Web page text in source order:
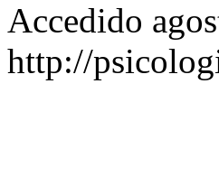
Accedido
http://